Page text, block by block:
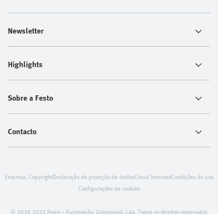
Newsletter
Highlights
Sobre a Festo
Contacto
© 2026 2022 Festo – Automação, Unipessoal, Lda. Todos os direitos reservados
Empresa, CopyrightDeclaração de proteção de dadosCloud ServicesCondições de uso
Configurações de cookies